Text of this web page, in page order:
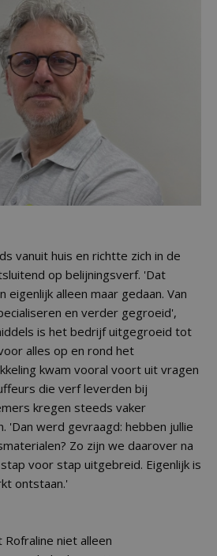
vanuit huis en richtte zich in de
op belijningsverf. 'Dat
eigenlijk alleen maar gedaan. Van
en verder gegroeid',
is het bedrijf uitgegroeid tot
alles op en rond het
kwam vooral voort uit vragen
die verf leverden bij
kregen steeds vaker
'Dan werd gevraagd: hebben jullie
Zo zijn we daarover na
voor stap uitgebreid. Eigenlijk is
ontstaan.'
niet alleen